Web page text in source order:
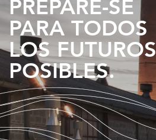
PREPARE-SE
PARA TODOS
LOS FUTUROS
POSIBLES.